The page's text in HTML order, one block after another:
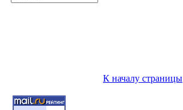
К началу страницы